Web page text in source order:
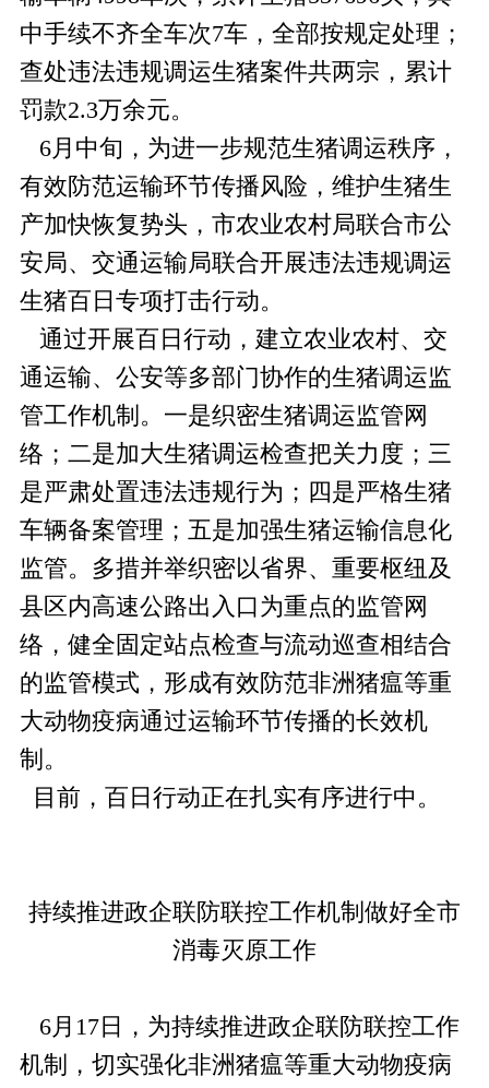
中手续不齐全车次7车，全部按规定处理；
查处违法违规调运生猪案件共两宗，累计
罚款2.3万余元。
6月中旬，为进一步规范生猪调运秩序，
有效防范运输环节传播风险，维护生猪生
产加快恢复势头，市农业农村局联合市公
安局、交通运输局联合开展违法违规调运
生猪百日专项打击行动。
通过开展百日行动，建立农业农村、交
通运输、公安等多部门协作的生猪调运监
管工作机制。一是织密生猪调运监管网
络；二是加大生猪调运检查把关力度；三
是严肃处置违法违规行为；四是严格生猪
车辆备案管理；五是加强生猪运输信息化
监管。多措并举织密以省界、重要枢纽及
县区内高速公路出入口为重点的监管网
络，健全固定站点检查与流动巡查相结合
的监管模式，形成有效防范非洲猪瘟等重
大动物疫病通过运输环节传播的长效机
制。
目前，百日行动正在扎实有序进行中。
持续推进政企联防联控工作机制做好全市
消毒灭原工作
6月17日，为持续推进政企联防联控工作
机制，切实强化非洲猪瘟等重大动物疫病